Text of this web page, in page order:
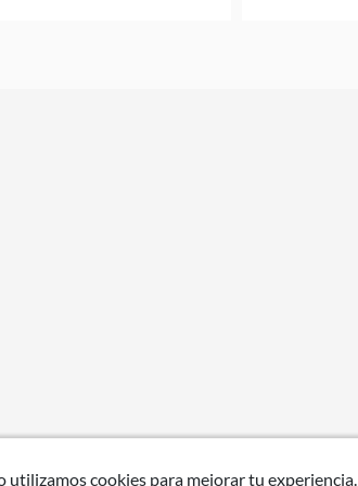
utilizamos cookies para mejorar tu experiencia.